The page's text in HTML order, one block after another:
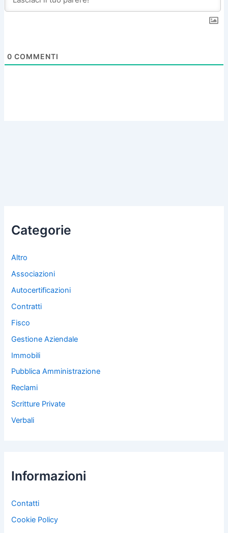
0 COMMENTI
Categorie
Altro
Associazioni
Autocertificazioni
Contratti
Fisco
Gestione Aziendale
Immobili
Pubblica Amministrazione
Reclami
Scritture Private
Verbali
Informazioni
Contatti
Cookie Policy